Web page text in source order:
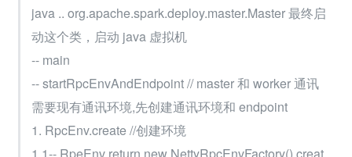
java .. org.apache.spark.deploy.master.Master 最终启
动这个类，启动 java 虚拟机
-- main
-- startRpcEnvAndEndpoint // master 和 worker 通讯
需要现有通讯环境,先创建通讯环境和 endpoint
1. RpcEnv.create //创建环境